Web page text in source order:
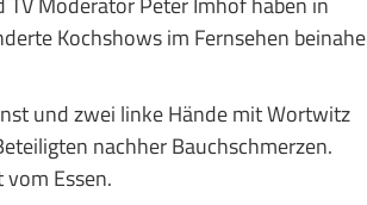
Kochshows im Fernsehen beinahe
und zwei linke Hände mit Wortwitz
nachher Bauchschmerzen.
Essen.